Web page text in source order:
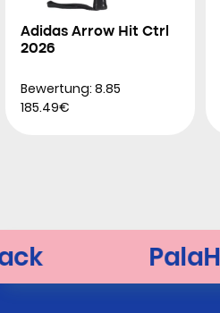
Adidas Arrow Hit Ctrl
2026
Bewertung: 8.85
185.49€